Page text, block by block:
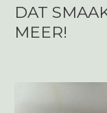
DAT
MEER!